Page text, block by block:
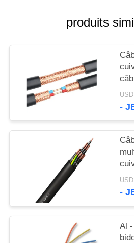
POLITIQUE
CONFIDENTIALITÉ
produits
-
-
Al